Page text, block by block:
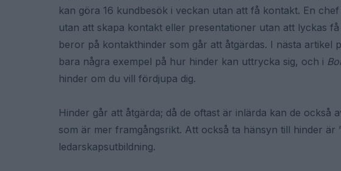
kan göra 16 kundbesök i veckan utan att få kontakt. En
utan att skapa kontakt eller presentationer utan att lyckas
beror på kontakthinder som går att åtgärdas. I nästa artikel
bara några exempel på hur hinder kan uttrycka sig, och i
hinder om du vill fördjupa dig.
Hinder går att åtgärda; då de oftast är inlärda kan de också
som är mer framgångsrikt. Att också ta hänsyn till hinder är
ledarskapsutbildning.